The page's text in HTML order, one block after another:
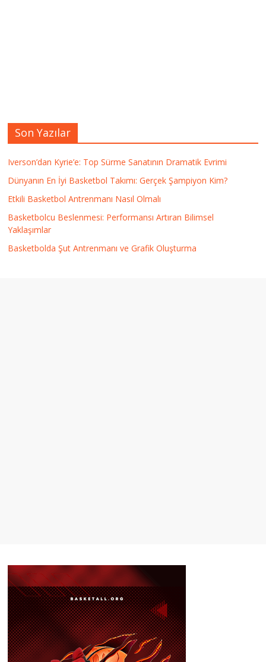
Son Yazılar
Iverson’dan Kyrie’e: Top Sürme Sanatının Dramatik Evrimi
Dünyanın En İyi Basketbol Takımı: Gerçek Şampiyon Kim?
Etkili Basketbol Antrenmanı Nasıl Olmalı
Basketbolcu Beslenmesi: Performansı Artıran Bilimsel
Yaklaşımlar
Basketbolda Şut Antrenmanı ve Grafik Oluşturma